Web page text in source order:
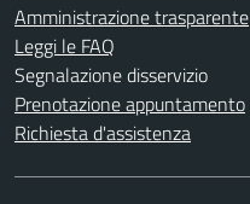
Amministrazione trasparente
Leggi le FAQ
Segnalazione disservizio
Prenotazione appuntamento
Richiesta d'assistenza